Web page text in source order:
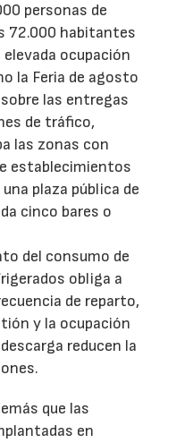
personas de
72.000 habitantes
elevada ocupación
la Feria de agosto
las entregas
de tráfico,
las zonas con
establecimientos
plaza pública de
cinco bares o
del consumo de
obliga a
de reparto,
y la ocupación
reducen la
que las
en